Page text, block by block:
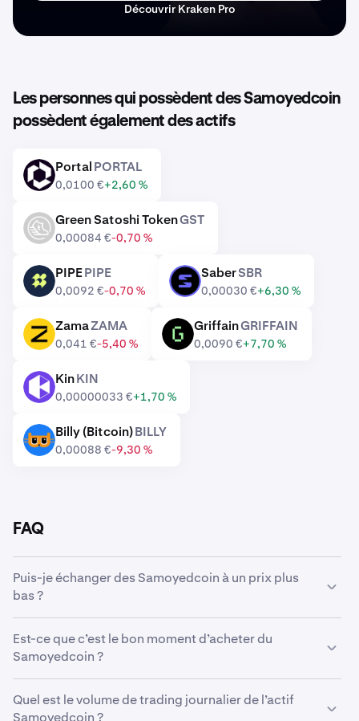
Découvrir Kraken Pro
Les personnes qui possèdent des Samoyedcoin
possèdent également des actifs
PORTAL PortalPORTAL
0,0100 €+2,60 %
GST Green Satoshi TokenGST
0,00084 €-0,70 %
PIPE PIPEPIPE
0,0092 €-0,70 %
SBR SaberSBR
0,00030 €+6,30 %
ZAMA ZamaZAMA
0,041 €-5,40 %
GRIFFAIN GriffainGRIFFAIN
0,0090 €+7,70 %
KIN KinKIN
0,00000033 €+1,70 %
BILLY Billy (Bitcoin)BILLY
0,00088 €-9,30 %
FAQ
Puis-je échanger des Samoyedcoin à un prix plus
bas ?
Kraken pour acheter automatiquement des
Samoyedcoin s’ils atteignent un prix inférieur.
Est-ce que c’est le bon moment d’acheter du
Samoyedcoin ?
c’est pourquoi de nombreux traders préfèrent opter
Quel est le volume de trading journalier de l’actif
Samoyedcoin ?